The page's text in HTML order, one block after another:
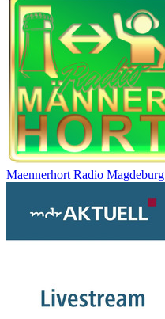
Maennerhort Radio Magdeburg